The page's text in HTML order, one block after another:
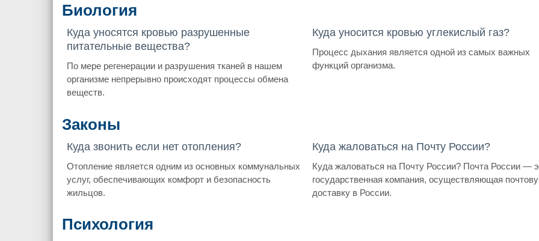
Биология
Куда уносятся кровью разрушенные
питательные вещества?
По мере регенерации и разрушения тканей в нашем
организме непрерывно происходят процессы обмена
веществ.
Куда уносится кровью углекислый газ?
Процесс дыхания является одной из самых важных
функций организма.
Законы
Куда звонить если нет отопления?
Отопление является одним из основных коммунальных
услуг, обеспечивающих комфорт и безопасность
жильцов.
Куда жаловаться на Почту России?
Куда жаловаться на Почту России? Почта России —
государственная компания, осуществляющая
доставку в России.
Психология